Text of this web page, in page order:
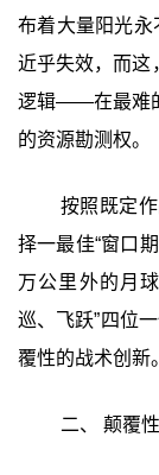
布着大量阳光永
近乎失效，而这
逻辑——在最难
的资源勘测权。
按照既定
择一最佳“窗口
万公里外的月
巡、飞跃”四位
覆性的战术创新。
二、 颠覆